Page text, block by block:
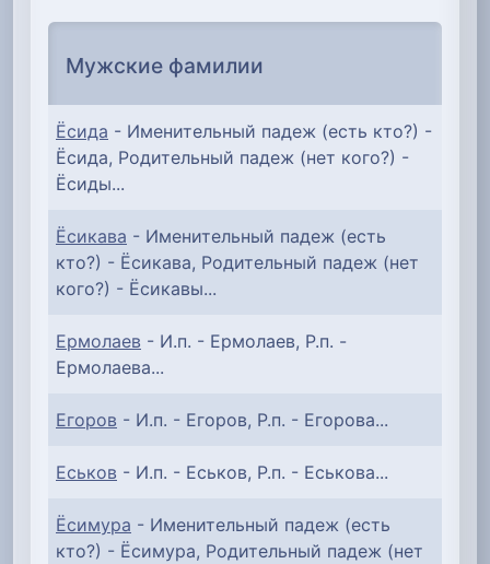
Мужские фамилии
Ёсида - Именительный падеж (есть кто?) -
Ёсида, Родительный падеж (нет кого?) -
Ёсиды...
Ёсикава - Именительный падеж (есть
кто?) - Ёсикава, Родительный падеж (нет
кого?) - Ёсикавы...
Ермолаев - И.п. - Ермолаев, Р.п. -
Ермолаева...
Егоров - И.п. - Егоров, Р.п. - Егорова...
Еськов - И.п. - Еськов, Р.п. - Еськова...
Ёсимура - Именительный падеж (есть
кто?) - Ёсимура, Родительный падеж (нет